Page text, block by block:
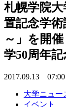
札幌学院
置記念学
～」を開
学50周年
2017.09.13 07:00
大学ニュー
イベント